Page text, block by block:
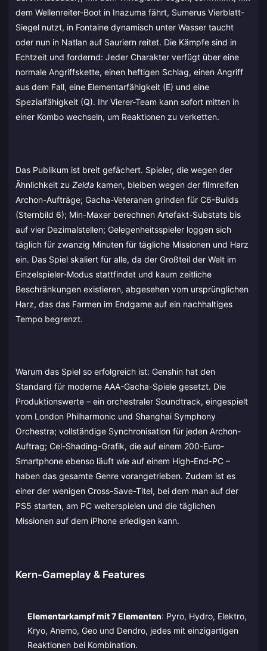
dem Wellenreiter-Boot in Inazuma fährt, Sumerus Vierblatt-
Siegel nutzt, in Fontaine dynamisch unter Wasser taucht
oder nun in Natlan auf Sauriern reitet. Die Kämpfe sind in
Echtzeit und fordernd: Jeder Charakter verfügt über eine
normale Angriffskette, einen heftigen Schlag, einen Angriff
aus dem Fall, eine Elementarfähigkeit (E) und eine
Spezialfähigkeit (Q). Ihr Vierer-Team kann sofort mitten in
einer Kombo wechseln, um Reaktionen zu verketten.
Das Publikum ist breit gefächert. Spieler, die wegen der
Ähnlichkeit zu Zelda kamen, bleiben wegen der filmreifen
Archon-Aufträge; Gacha-Veteranen grinden für C6-Builds
(Sternbild 6); Min-Maxer berechnen Artefakt-Substats bis
auf vier Dezimalstellen; Gelegenheitsspieler loggen sich
täglich für zwanzig Minuten für tägliche Missionen und Harz
ein. Das Spiel skaliert für alle, da der Großteil der Welt im
Einzelspieler-Modus stattfindet und kaum zeitliche
Beschränkungen existieren, abgesehen vom ursprünglichen
Harz, das das Farmen im Endgame auf ein nachhaltiges
Tempo begrenzt.
Warum das Spiel so erfolgreich ist: Genshin hat den
Standard für moderne AAA-Gacha-Spiele gesetzt. Die
Produktionswerte – ein orchestraler Soundtrack, eingespielt
vom London Philharmonic und Shanghai Symphony
Orchestra; vollständige Synchronisation für jeden Archon-
Auftrag; Cel-Shading-Grafik, die auf einem 200-Euro-
Smartphone ebenso läuft wie auf einem High-End-PC –
haben das gesamte Genre vorangetrieben. Zudem ist es
einer der wenigen Cross-Save-Titel, bei dem man auf der
PS5 starten, am PC weiterspielen und die täglichen
Missionen auf dem iPhone erledigen kann.
Kern-Gameplay & Features
Elementarkampf mit 7 Elementen: Pyro, Hydro, Elektro,
Kryo, Anemo, Geo und Dendro, jedes mit einzigartigen
Reaktionen bei Kombination.